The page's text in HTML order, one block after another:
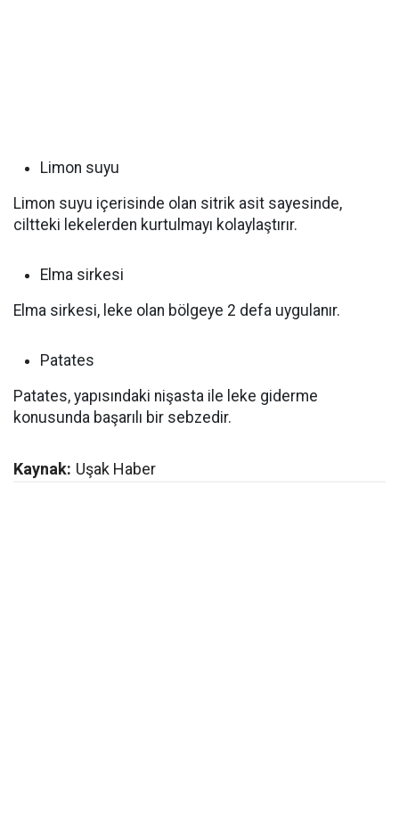
‌Limon suyu
Limon suyu içerisinde olan sitrik asit sayesinde,
ciltteki lekelerden kurtulmayı kolaylaştırır.
‌Elma sirkesi
Elma sirkesi, leke olan bölgeye 2 defa uygulanır.
‌Patates
Patates, yapısındaki nişasta ile leke giderme
konusunda başarılı bir sebzedir.
Kaynak: Uşak Haber